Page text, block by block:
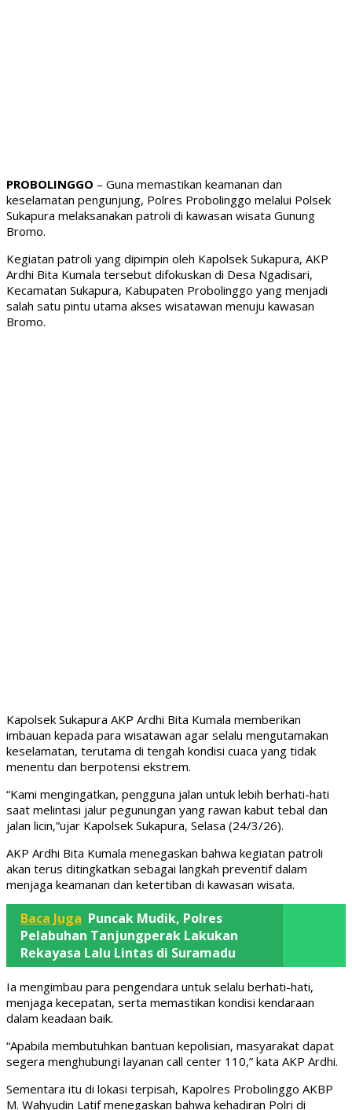
PROBOLINGGO – Guna memastikan keamanan dan
keselamatan pengunjung, Polres Probolinggo melalui Polsek
Sukapura melaksanakan patroli di kawasan wisata Gunung
Bromo.
Kegiatan patroli yang dipimpin oleh Kapolsek Sukapura, AKP
Ardhi Bita Kumala tersebut difokuskan di Desa Ngadisari,
Kecamatan Sukapura, Kabupaten Probolinggo yang menjadi
salah satu pintu utama akses wisatawan menuju kawasan
Bromo.
Kapolsek Sukapura AKP Ardhi Bita Kumala memberikan
imbauan kepada para wisatawan agar selalu mengutamakan
keselamatan, terutama di tengah kondisi cuaca yang tidak
menentu dan berpotensi ekstrem.
“Kami mengingatkan, pengguna jalan untuk lebih berhati-hati
saat melintasi jalur pegunungan yang rawan kabut tebal dan
jalan licin,”ujar Kapolsek Sukapura, Selasa (24/3/26).
AKP Ardhi Bita Kumala menegaskan bahwa kegiatan patroli
akan terus ditingkatkan sebagai langkah preventif dalam
menjaga keamanan dan ketertiban di kawasan wisata.
Baca Juga Puncak Mudik, Polres
Pelabuhan Tanjungperak Lakukan
Rekayasa Lalu Lintas di Suramadu
Ia mengimbau para pengendara untuk selalu berhati-hati,
menjaga kecepatan, serta memastikan kondisi kendaraan
dalam keadaan baik.
“Apabila membutuhkan bantuan kepolisian, masyarakat dapat
segera menghubungi layanan call center 110,” kata AKP Ardhi.
Sementara itu di lokasi terpisah, Kapolres Probolinggo AKBP
M. Wahyudin Latif menegaskan bahwa kehadiran Polri di